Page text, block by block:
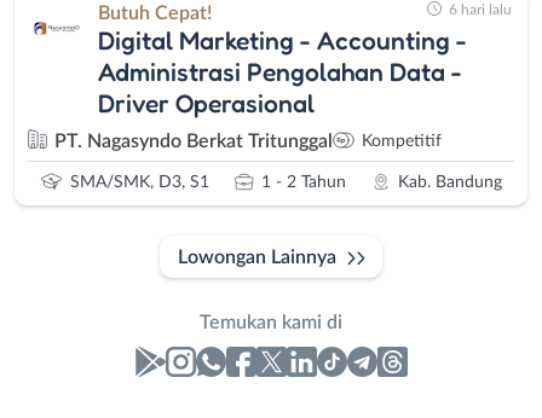
Butuh Cepat!
Digital Marketing - Accounting -
Administrasi Pengolahan Data -
Driver Operasional
PT. Nagasyndo Berkat Tritunggal Kompetitif
SMA/SMK, D3, S1 1 - 2 Tahun Kab. Bandung
6 hari lalu
Lowongan Lainnya
Temukan kami di